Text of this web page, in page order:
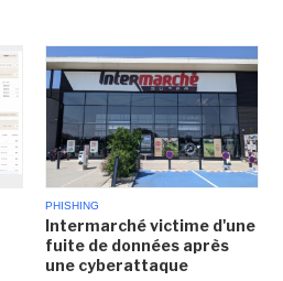
PHISHING
Intermarché victime d'une
fuite de données après
une cyberattaque